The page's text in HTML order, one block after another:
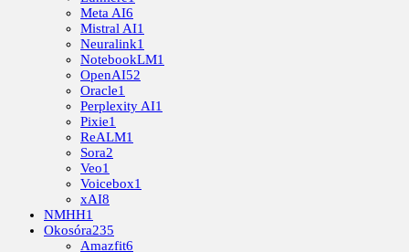
Meta AI6
Mistral AI1
Neuralink1
NotebookLM1
OpenAI52
Oracle1
Perplexity AI1
Pixie1
ReALM1
Sora2
Veo1
Voicebox1
xAI8
NMHH1
Okosóra235
Amazfit6